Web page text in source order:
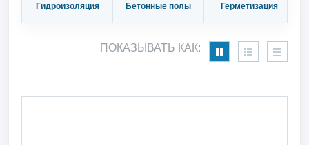
Гидроизоляция Бетонные полы Герметизация
ПОКАЗЫВАТЬ КАК: